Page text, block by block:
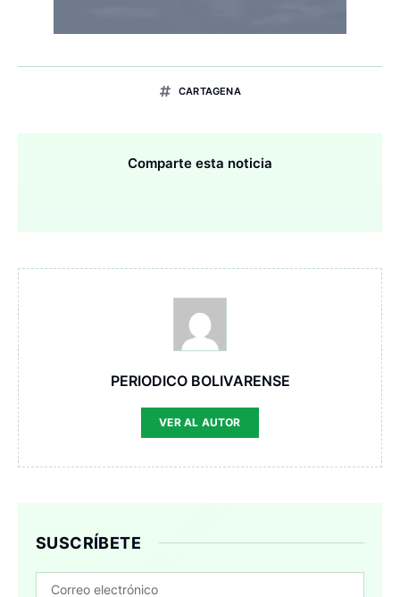
CARTAGENA
Comparte esta noticia
PERIODICO BOLIVARENSE
VER AL AUTOR
SUSCRÍBETE